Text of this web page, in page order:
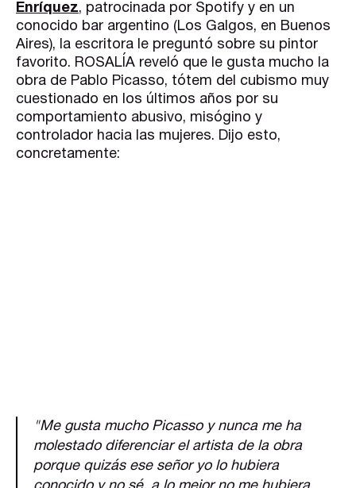
Enríquez, patrocinada por Spotify y en un
conocido bar argentino (Los Galgos, en Buenos
Aires), la escritora le preguntó sobre su pintor
favorito. ROSALÍA reveló que le gusta mucho la
obra de Pablo Picasso, tótem del cubismo muy
cuestionado en los últimos años por su
comportamiento abusivo, misógino y
controlador hacia las mujeres. Dijo esto,
concretamente:
"Me gusta mucho Picasso y nunca me ha
molestado diferenciar el artista de la obra
porque quizás ese señor yo lo hubiera